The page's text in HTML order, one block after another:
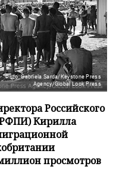
Фото: Gabriela Sarda/Keystone Press
Agency/Global Look Press
Российского
Кирилла
просмотров